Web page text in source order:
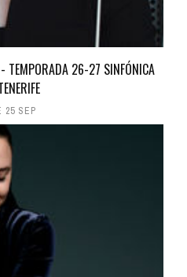
TEMPORADA 26-27 SINFÓNICA
25 SEP